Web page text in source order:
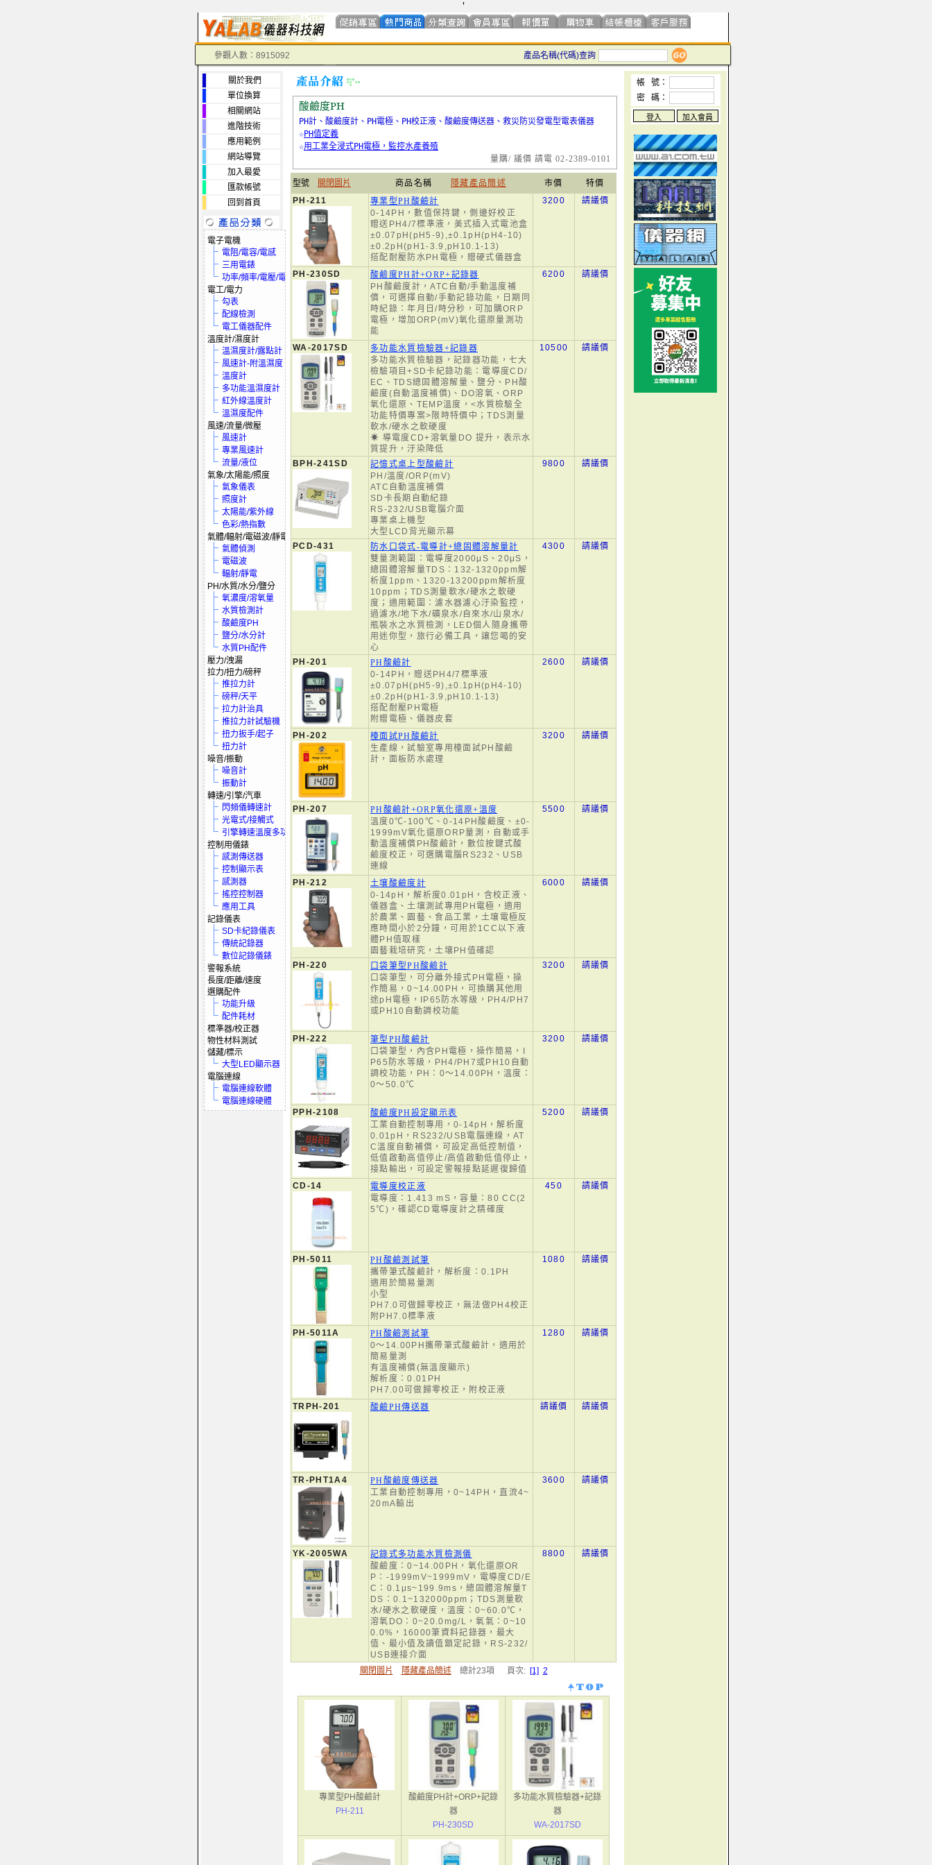
'
參觀人數：8915092 產品名稱(代碼)查詢
關於我們
單位換算
相關網站
進階技術
應用範例
網站導覽
加入最愛
匯款帳號
回到首頁
電子電機
電阻/電容/電感
三用電錶
功率/頻率/電壓/電流
電工/電力
勾表
配線檢測
電工儀器配件
溫度計/濕度計
溫濕度計/露點計
風速計-附溫濕度
溫度計
多功能溫濕度計
紅外線溫度計
溫濕度配件
風速/流量/微壓
風速計
專業風速計
流量/液位
氣象/太陽能/照度
氣象儀表
照度計
太陽能/紫外線
色彩/熱指數
氣體/輻射/電磁波/靜電
氣體偵測
電磁波
輻射/靜電
PH/水質/水分/鹽分
氧濃度/溶氧量
水質檢測計
酸鹼度PH
鹽分/水分計
水質PH配件
壓力/洩漏
拉力/扭力/磅秤
推拉力計
磅秤/天平
拉力計治具
推拉力計試驗機
扭力扳手/起子
扭力計
噪音/振動
噪音計
振動計
轉速/引擎/汽車
閃頻儀轉速計
光電式/接觸式
引擎轉速溫度多功電表
控制用儀錶
感測傳送器
控制顯示表
感測器
搖控控制器
應用工具
記錄儀表
SD卡紀錄儀表
傳統記錄器
數位記錄儀錶
警報系統
長度/距離/速度
選購配件
功能升級
配件耗材
標準器/校正器
物性材料測試
儲藏/標示
大型LED顯示器
電腦連線
電腦連線軟體
電腦連線硬體
酸鹼度PH
PH計、酸鹼度計、PH電極、PH校正液、酸鹼度傳送器、救災防災發電型電表儀器
☆PH值定義
☆用工業全浸式PH電極，監控水產養殖
量購/ 議價 請電 02-2389-0101
型號 關閉圖片 商品名稱 隱藏產品簡述 市價
特價
PH-211
專業型PH酸鹼計
0-14PH，數值保持鍵，側邊好校正
贈送PH4/7標準液，美式插入式電池盒
±0.07pH(pH5-9),±0.1pH(pH4-10)
±0.2pH(pH1-3.9,pH10.1-13)
搭配耐壓防水PH電極，贈硬式儀器盒
3200 請議價
PH-230SD
酸鹼度PH計+ORP+記錄器
PH酸鹼度計，ATC自動/手動溫度補
償，可選擇自動/手動記錄功能，日期同
時紀錄：年月日/時分秒，可加購ORP
電極，增加ORP(mV)氧化還原量測功
能
6200 請議價
WA-2017SD
多功能水質檢驗器+記錄器
多功能水質檢驗器，記錄器功能，七大
檢驗項目+SD卡紀錄功能：電導度CD/
EC、TDS總固體溶解量、鹽分、PH酸
鹼度(自動溫度補償)、DO溶氧、ORP
氧化還原、TEMP溫度，<水質檢驗全
功能特價專案>限時特價中；TDS測量
軟水/硬水之軟硬度
☀ 導電度CD+溶氧量DO 提升，表示水
質提升，汙染降低
10500 請議價
BPH-241SD
記憶式桌上型酸鹼計
PH/溫度/ORP(mV)
ATC自動溫度補償
SD卡長期自動紀錄
RS-232/USB電腦介面
專業桌上機型
大型LCD背光顯示幕
9800 請議價
PCD-431
防水口袋式-電導計+總固體溶解量計
雙量測範圍：電導度2000μS、20μS，
總固體溶解量TDS：132-1320ppm解
析度1ppm、1320-13200ppm解析度
10ppm；TDS測量軟水/硬水之軟硬
度；適用範圍：濾水器濾心汙染監控，
過濾水/地下水/礦泉水/自來水/山泉水/
瓶裝水之水質檢測，LED個人隨身攜帶
用迷你型，旅行必備工具，讓您喝的安
心
4300 請議價
PH-201
PH酸鹼計
0-14PH，贈送PH4/7標準液
±0.07pH(pH5-9),±0.1pH(pH4-10)
±0.2pH(pH1-3.9,pH10.1-13)
搭配耐壓PH電極
附贈電極、儀器皮套
2600 請議價
PH-202
檯面試PH酸鹼計
生產線，試驗室專用檯面試PH酸鹼
計，面板防水處理
3200 請議價
PH-207
PH酸鹼計+ORP氧化還原+溫度
溫度0℃-100℃、0-14PH酸鹼度、±0-
1999mV氧化還原ORP量測，自動或手
動溫度補償PH酸鹼計，數位按鍵式酸
鹼度校正，可選購電腦RS232、USB
連線
5500 請議價
PH-212
土壤酸鹼度計
0-14pH，解析度0.01pH，含校正液、
儀器盒、土壤測試專用PH電極，適用
於農業、園藝、食品工業，土壤電極反
應時間小於2分鐘，可用於1CC以下液
體PH值取樣
園藝栽培研究，土壤PH值確認
6000 請議價
PH-220
口袋筆型PH酸鹼計
口袋筆型，可分離外接式PH電極，操
作簡易，0~14.00PH，可換購其他用
途pH電極，IP65防水等級，PH4/PH7
或PH10自動調校功能
3200 請議價
PH-222
筆型PH酸鹼計
口袋筆型，內含PH電極，操作簡易，I
P65防水等級，PH4/PH7或PH10自動
調校功能，PH：0～14.00PH，溫度：
0～50.0℃
3200 請議價
PPH-2108
酸鹼度PH設定顯示表
工業自動控制專用，0-14pH，解析度
0.01pH，RS232/USB電腦連線，AT
C溫度自動補償，可設定高低控制值，
低值啟動高值停止/高值啟動低值停止，
接點輸出，可設定警報接點延遲復歸值
5200 請議價
CD-14
電導度校正液
電導度：1.413 mS，容量：80 CC(2
5℃)，確認CD電導度計之精確度
450 請議價
PH-5011
PH酸鹼測試筆
攜帶筆式酸鹼計，解析度：0.1PH
適用於簡易量測
小型
PH7.0可做歸零校正，無法做PH4校正
附PH7.0標準液
1080 請議價
PH-5011A
PH酸鹼測試筆
0～14.00PH攜帶筆式酸鹼計，適用於
簡易量測
有溫度補償(無溫度顯示)
解析度：0.01PH
PH7.00可做歸零校正，附校正液
1280 請議價
TRPH-201 酸鹼PH傳送器 請議價 請議價
TR-PHT1A4
PH酸鹼度傳送器
工業自動控制專用，0~14PH，直流4~
20mA輸出
3600 請議價
YK-2005WA
記錄式多功能水質檢測儀
酸鹼度：0~14.00PH，氧化還原OR
P：-1999mV~1999mV，電導度CD/E
C：0.1μs~199.9ms，總固體溶解量T
DS：0.1~132000ppm；TDS測量軟
水/硬水之軟硬度，溫度：0~60.0℃，
溶氧DO：0~20.0mg/L，氧氣：0~10
0.0%，16000筆資料記錄器，最大
值、最小值及讀值鎖定記錄，RS-232/
USB連接介面
8800 請議價
關閉圖片 隱藏產品簡述總計23項 頁次: [1] 2
專業型PH酸鹼計
PH-211
酸鹼度PH計+ORP+記錄
器
PH-230SD
多功能水質檢驗器+記錄
器
WA-2017SD
帳 號：
密 碼：